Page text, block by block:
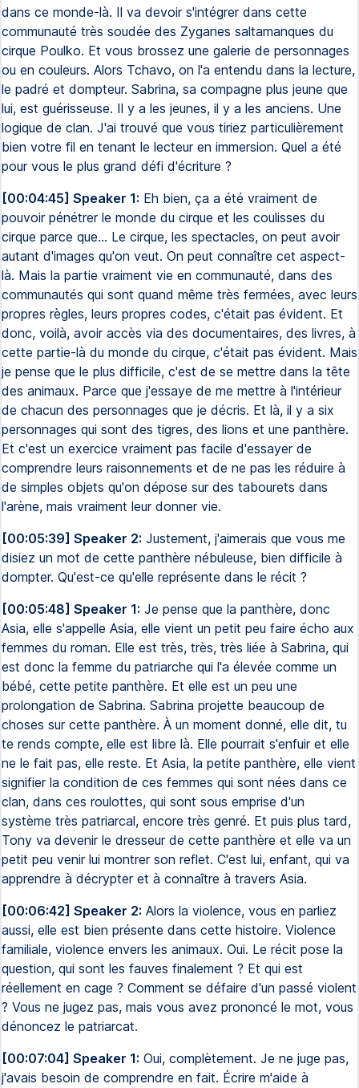
dans ce monde-là. Il va devoir s'intégrer dans cette
communauté très soudée des Zyganes saltamanques du
cirque Poulko. Et vous brossez une galerie de personnages
ou en couleurs. Alors Tchavo, on l'a entendu dans la lecture,
le padré et dompteur. Sabrina, sa compagne plus jeune que
lui, est guérisseuse. Il y a les jeunes, il y a les anciens. Une
logique de clan. J'ai trouvé que vous tiriez particulièrement
bien votre fil en tenant le lecteur en immersion. Quel a été
pour vous le plus grand défi d'écriture ?
[00:04:45] Speaker 1: Eh bien, ça a été vraiment de
pouvoir pénétrer le monde du cirque et les coulisses du
cirque parce que... Le cirque, les spectacles, on peut avoir
autant d'images qu'on veut. On peut connaître cet aspect-
là. Mais la partie vraiment vie en communauté, dans des
communautés qui sont quand même très fermées, avec leurs
propres règles, leurs propres codes, c'était pas évident. Et
donc, voilà, avoir accès via des documentaires, des livres, à
cette partie-là du monde du cirque, c'était pas évident. Mais
je pense que le plus difficile, c'est de se mettre dans la tête
des animaux. Parce que j'essaye de me mettre à l'intérieur
de chacun des personnages que je décris. Et là, il y a six
personnages qui sont des tigres, des lions et une panthère.
Et c'est un exercice vraiment pas facile d'essayer de
comprendre leurs raisonnements et de ne pas les réduire à
de simples objets qu'on dépose sur des tabourets dans
l'arène, mais vraiment leur donner vie.
[00:05:39] Speaker 2: Justement, j'aimerais que vous me
disiez un mot de cette panthère nébuleuse, bien difficile à
dompter. Qu'est-ce qu'elle représente dans le récit ?
[00:05:48] Speaker 1: Je pense que la panthère, donc
Asia, elle s'appelle Asia, elle vient un petit peu faire écho aux
femmes du roman. Elle est très, très, très liée à Sabrina, qui
est donc la femme du patriarche qui l'a élevée comme un
bébé, cette petite panthère. Et elle est un peu une
prolongation de Sabrina. Sabrina projette beaucoup de
choses sur cette panthère. À un moment donné, elle dit, tu
te rends compte, elle est libre là. Elle pourrait s'enfuir et elle
ne le fait pas, elle reste. Et Asia, la petite panthère, elle vient
signifier la condition de ces femmes qui sont nées dans ce
clan, dans ces roulottes, qui sont sous emprise d'un
système très patriarcal, encore très genré. Et puis plus tard,
Tony va devenir le dresseur de cette panthère et elle va un
petit peu venir lui montrer son reflet. C'est lui, enfant, qui va
apprendre à décrypter et à connaître à travers Asia.
[00:06:42] Speaker 2: Alors la violence, vous en parliez
aussi, elle est bien présente dans cette histoire. Violence
familiale, violence envers les animaux. Oui. Le récit pose la
question, qui sont les fauves finalement ? Et qui est
réellement en cage ? Comment se défaire d'un passé violent
? Vous ne jugez pas, mais vous avez prononcé le mot, vous
dénoncez le patriarcat.
[00:07:04] Speaker 1: Oui, complètement. Je ne juge pas,
j'avais besoin de comprendre en fait. Écrire m'aide à